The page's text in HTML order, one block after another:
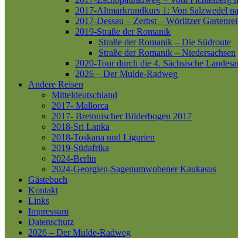
2017-Altmarkrundkurs 1: Von Salzwedel
2017-Dessau – Zerbst – Wörlitzer
2019-Straße der Romanik
Straße der Romanik – Die Südroute
Straße der Romanik – Niedersachsen
2020-Tour durch die 4. Sächsische
2026 – Der Mulde-Radweg
Andere Reisen
Mitteldeutschland
2017- Mallorca
2017- Bretonischer Bilderbogen 2017
2018-Sri Lanka
2018-Toskana und Ligurien
2019-Südafrika
2024-Berlin
2024-Georgien-Sagenumwobener Kaukasus
Gästebuch
Kontakt
Links
Impressum
Datenschutz
2026 – Der Mulde-Radweg